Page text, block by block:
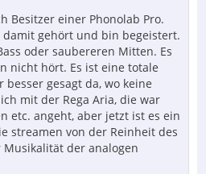
Besitzer einer Phonolab Pro.
damit gehört und bin begeistert.
oder saubereren Mitten. Es
nicht hört. Es ist eine totale
besser gesagt da, wo keine
mit der Rega Aria, die war
etc. angeht, aber jetzt ist es ein
streamen von der Reinheit des
der analogen